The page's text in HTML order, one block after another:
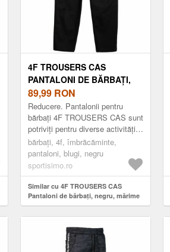
4F TROUSERS CAS
PANTALONI DE BĂRBAȚI,
NEGRU, MĂRIME
89,99 RON
Reducere. Pantalonii pentru
bărbați 4F TROUSERS CAS sunt
potriviți pentru diverse activități.
Sunt confortabili și practici. Au
fost concepuți pentru activit...
bărbați, 4f, îmbrăcăminte,
pantaloni, blugi, negru
sportisimo.ro
Similar cu 4F TROUSERS CAS
Pantaloni de bărbați, negru, mărime